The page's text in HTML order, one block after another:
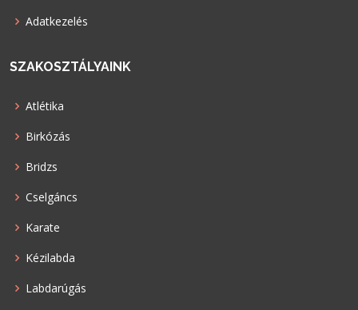
Adatkezelés
SZAKOSZTÁLYAINK
Atlétika
Birkózás
Bridzs
Cselgáncs
Karate
Kézilabda
Labdarúgás